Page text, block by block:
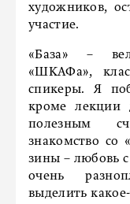
художников,
участие.
«База» –
«ШКАФа»,
спикеры. Я
кроме лекции
полезным
знакомство со
зины – любовь
очень
выделить